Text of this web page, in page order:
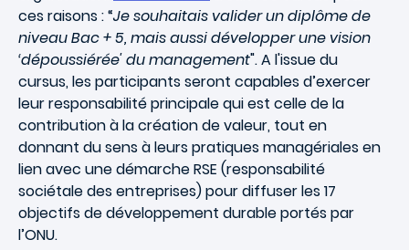
ces raisons : “Je souhaitais valider un diplôme de
niveau Bac + 5, mais aussi développer une vision
‘dépoussiérée' du management". A l'issue du
cursus, les participants seront capables d’exercer
leur responsabilité principale qui est celle de la
contribution à la création de valeur, tout en
donnant du sens à leurs pratiques managériales en
lien avec une démarche RSE (responsabilité
sociétale des entreprises) pour diffuser les 17
objectifs de développement durable portés par
l’ONU.